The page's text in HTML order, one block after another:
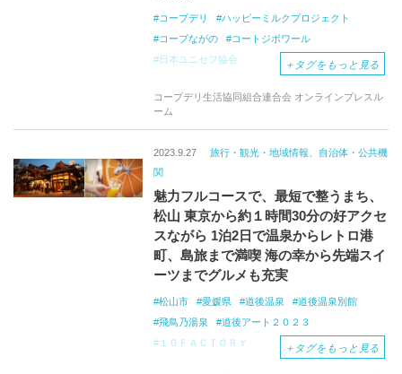
コープデリ
ハッピーミルクプロジェクト
コープながの
コートジボワール
日本ユニセフ協会
＋ タグをもっと見る
コープデリ生活協同組合連合会 オンラインプレスル
ーム
2023.9.27
旅行・観光・地域情報、自治体・公共機
関
魅力フルコースで、最短で整うまち、
松山 東京から約１時間30分の好アクセ
スながら 1泊2日で温泉からレトロ港
町、島旅まで満喫 海の幸から先端スイ
ーツまでグルメも充実
松山市 愛媛県 道後温泉
道後温泉別館
飛鳥乃湯泉
道後アート２０２３
１０ＦＡＣＴＯＲＹ
＋ タグをもっと見る